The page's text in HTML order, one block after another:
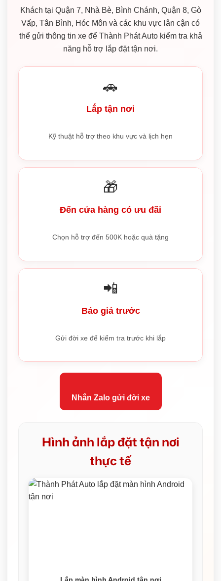
Khách tại Quận 7, Nhà Bè, Bình Chánh, Quận 8, Gò
Vấp, Tân Bình, Hóc Môn và các khu vực lân cận có
thể gửi thông tin xe để Thành Phát Auto kiểm tra khả
năng hỗ trợ lắp đặt tận nơi.
🚗
Lắp tận nơi
Kỹ thuật hỗ trợ theo khu vực và lịch hẹn
🎁
Đến cửa hàng có ưu đãi
Chọn hỗ trợ đến 500K hoặc quà tặng
📲
Báo giá trước
Gửi đời xe để kiểm tra trước khi lắp
Nhắn Zalo gửi đời xe
Hình ảnh lắp đặt tận nơi
thực tế